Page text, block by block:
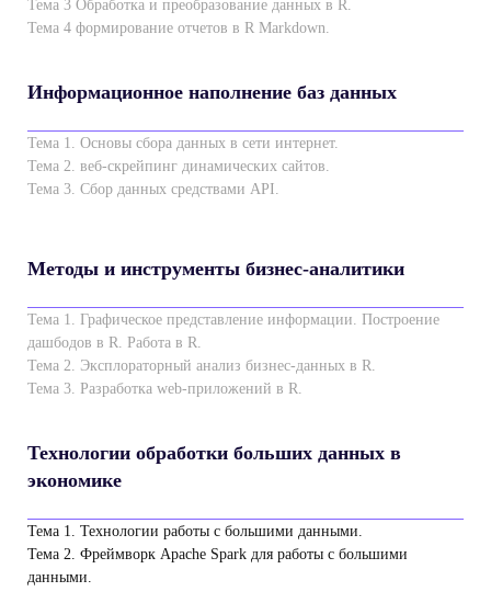
Тема 3 Обработка и преобразование данных в R.
Тема 4 формирование отчетов в R Markdown.
Информационное наполнение баз данных
Тема 1. Основы сбора данных в сети интернет.
Тема 2. веб-скрейпинг динамических сайтов.
Тема 3. Сбор данных средствами API.
Методы и инструменты бизнес-аналитики
Тема 1. Графическое представление информации. Построение
дашбодов в R. Работа в R.
Тема 2. Эксплораторный анализ бизнес-данных в R.
Тема 3. Разработка web-приложений в R.
Технологии обработки больших данных в
экономике
Тема 1. Технологии работы с большими данными.
Тема 2. Фреймворк Apache Spark для работы с большими
данными.